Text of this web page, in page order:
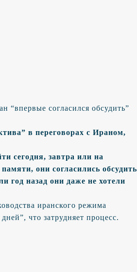
“впервые согласился обсудить”
в переговорах с Ираном,
сегодня, завтра или на
они согласились обсудить
год назад они даже не хотели
иранского режима
что затрудняет процесс.